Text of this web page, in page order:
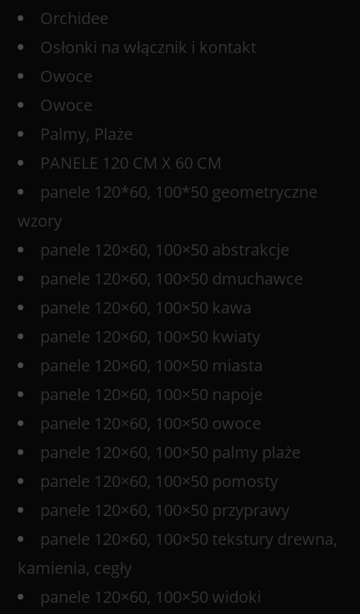
Orchidee
Osłonki na włącznik i kontakt
Owoce
Owoce
Palmy, Plaże
PANELE 120 CM X 60 CM
panele 120*60, 100*50 geometryczne
wzory
panele 120×60, 100×50 abstrakcje
panele 120×60, 100×50 dmuchawce
panele 120×60, 100×50 kawa
panele 120×60, 100×50 kwiaty
panele 120×60, 100×50 miasta
panele 120×60, 100×50 napoje
panele 120×60, 100×50 owoce
panele 120×60, 100×50 palmy plaże
panele 120×60, 100×50 pomosty
panele 120×60, 100×50 przyprawy
panele 120×60, 100×50 tekstury drewna,
kamienia, cegły
panele 120×60, 100×50 widoki